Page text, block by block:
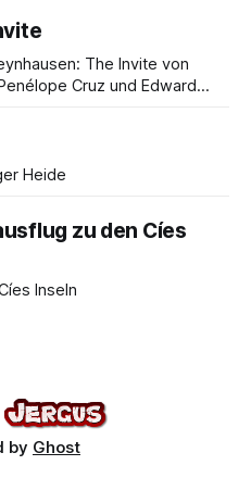
The Invite von
Cruz und Edward
Heide
zu den Cíes
Inseln
by Ghost